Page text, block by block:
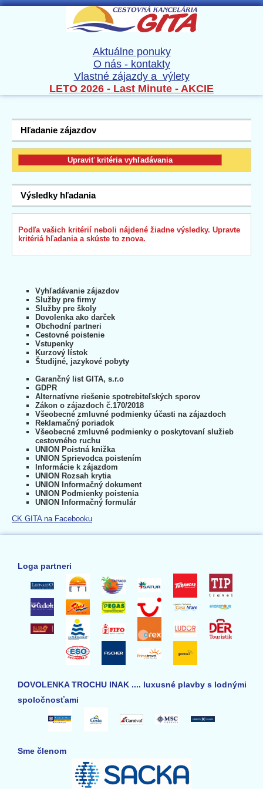
Aktuálne ponuky
O nás - kontakty
Vlastné zájazdy a výlety
LETO 2026 - Last Minute - AKCIE
Hľadanie zájazdov
Výsledky hľadania
Podľa vašich kritérií neboli nájdené žiadne výsledky. Upravte
kritériá hľadania a skúste to znova.
Vyhľadávanie zájazdov
Služby pre firmy
Služby pre školy
Dovolenka ako darček
Obchodní partneri
Cestovné poistenie
Vstupenky
Kurzový lístok
Študijné, jazykové pobyty
Garančný list GITA, s.r.o
GDPR
Alternatívne riešenie spotrebiteľských sporov
Zákon o zájazdoch č.170/2018
Všeobecné zmluvné podmienky účasti na zájazdoch
Reklamačný poriadok
Všeobecné zmluvné podmienky o poskytovaní služieb
cestovného ruchu
UNION Poistná knižka
UNION Sprievodca poistením
Informácie k zájazdom
UNION Rozsah krytia
UNION Informačný dokument
UNION Podmienky poistenia
UNION Informačný formulár
CK GITA na Facebooku
Loga partneri
DOVOLENKA TROCHU INAK .... luxusné plavby s lodnými
spoločnosťami
Sme členom